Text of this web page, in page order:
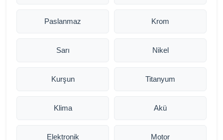
Paslanmaz Krom
Sarı Nikel
Kurşun Titanyum
Klima Akü
Elektronik Motor